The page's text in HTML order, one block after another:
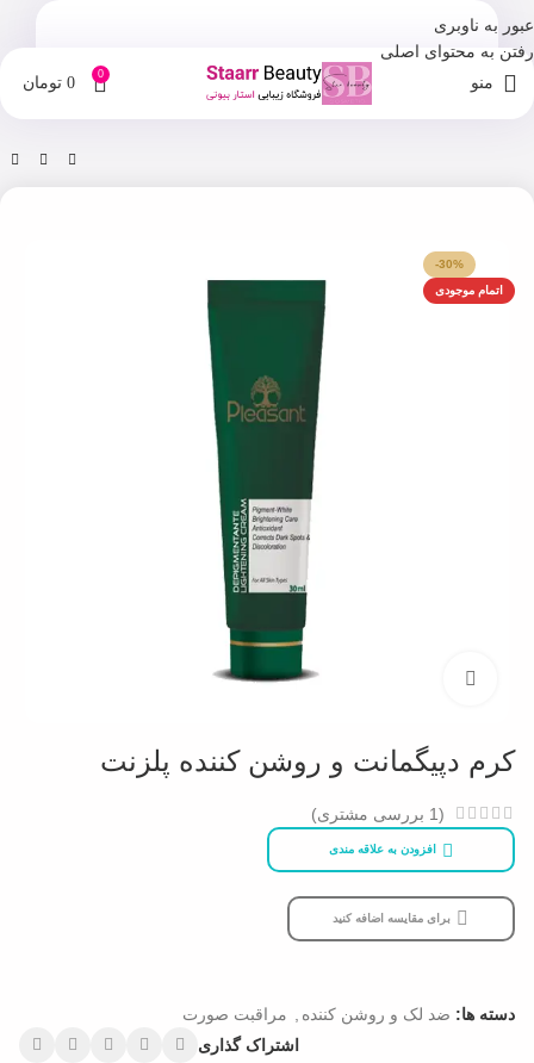
عبور به ناوبری
رفتن به محتوای اصلی
منو 0
0 تومان
خانه مراقبت صورت
-30%
اتمام موجودی
كرم دپیگمانت و روشن كننده پلزنت
(
1 بررسی مشتری)
افزودن به علاقه مندی
برای مقایسه اضافه کنید
دسته ها: ضد لک و روشن کننده
مراقبت صورت
اشتراک گذاری